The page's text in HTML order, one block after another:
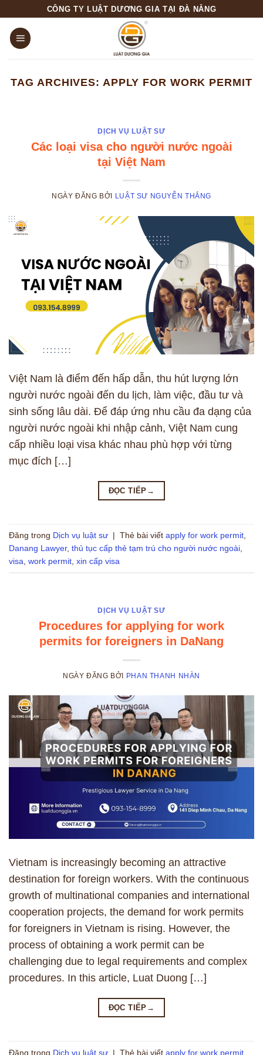
content
CÔNG TY LUẬT DƯƠNG GIA TẠI ĐÀ NẴNG
TAG ARCHIVES: APPLY FOR WORK PERMIT
DỊCH VỤ LUẬT SƯ
Các loại visa cho người nước ngoài
tại Việt Nam
NGÀY ĐĂNG BỞI LUẬT SƯ NGUYỄN THẮNG
Việt Nam là điểm đến hấp dẫn, thu hút lượng lớn
người nước ngoài đến du lịch, làm việc, đầu tư và
sinh sống lâu dài. Để đáp ứng nhu cầu đa dạng của
người nước ngoài khi nhập cảnh, Việt Nam cung
cấp nhiều loại visa khác nhau phù hợp với từng
mục đích […]
ĐỌC TIẾP →
Đăng trong Dịch vụ luật sư | Thẻ bài viết apply for work permit
Danang Lawyer, thủ tục cấp thẻ tạm trú cho người nước ngoài
visa work permit xin cấp visa
DỊCH VỤ LUẬT SƯ
Procedures for applying for work
permits for foreigners in DaNang
NGÀY ĐĂNG BỞI PHAN THANH NHÀN
Vietnam is increasingly becoming an attractive
destination for foreign workers. With the continuous
growth of multinational companies and international
cooperation projects, the demand for work permits
for foreigners in Vietnam is rising. However, the
process of obtaining a work permit can be
challenging due to legal requirements and complex
procedures. In this article, Luat Duong […]
ĐỌC TIẾP →
Đăng trong Dịch vụ luật sư | Thẻ bài viết apply for work permit